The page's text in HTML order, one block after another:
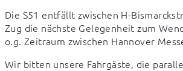
Die S51 entfällt zwischen H-
Zug die nächste Gelegenheit zum
o.g. Zeitraum zwischen Hannover
Wir bitten unsere Fahrgäste, die